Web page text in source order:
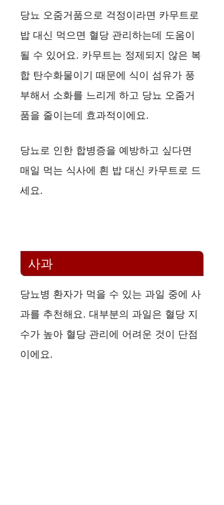
당뇨 오줌거품으로 걱정이라면 카무트로
밥 대신 먹으면 혈당 관리하는데 도움이
될 수 있어요. 카무트는 정제되지 않은 복
합 탄수화물이기 때문에 식이 섬유가 풍
부해서 소화를 느리게 하고 당뇨 오줌거
품을 줄이는데 효과적이에요.
당뇨로 인한 합병증을 예방하고 싶다면
매일 먹는 식사에 흰 밥 대신 카무트로 드
세요.
사과
당뇨병 환자가 먹을 수 있는 과일 중에 사
과를 추천해요. 대부분의 과일은 혈당 지
수가 높아 혈당 관리에 어려운 것이 단점
이에요.